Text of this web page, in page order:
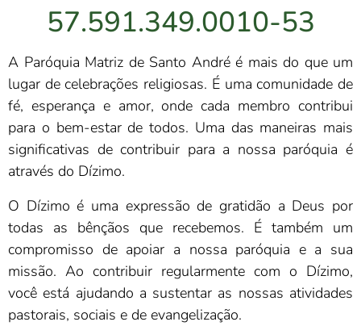
57.591.349.0010-53
A Paróquia Matriz de Santo André é mais do que um
lugar de celebrações religiosas. É uma comunidade de
fé, esperança e amor, onde cada membro contribui
para o bem-estar de todos. Uma das maneiras mais
significativas de contribuir para a nossa paróquia é
através do Dízimo.
O Dízimo é uma expressão de gratidão a Deus por
todas as bênçãos que recebemos. É também um
compromisso de apoiar a nossa paróquia e a sua
missão. Ao contribuir regularmente com o Dízimo,
você está ajudando a sustentar as nossas atividades
pastorais, sociais e de evangelização.